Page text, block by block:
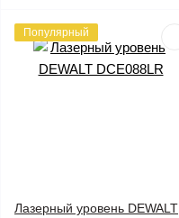
Популярный
Лазерный уровень DEWALT